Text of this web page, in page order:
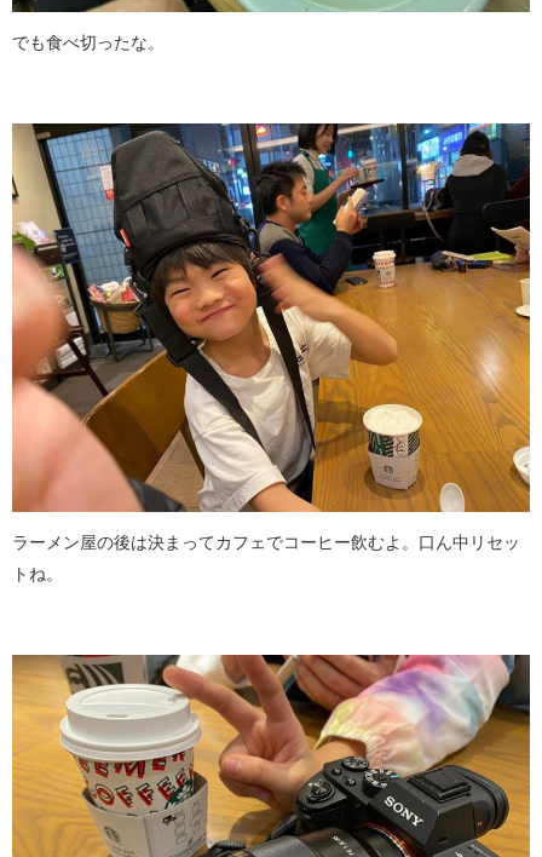
でも食べ切ったな。
ラーメン屋の後は決まってカフェでコーヒー飲むよ。口ん中リセッ
トね。